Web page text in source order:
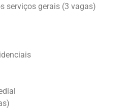
serviços gerais (3 vagas)